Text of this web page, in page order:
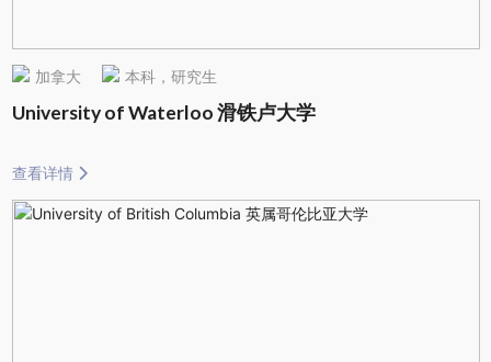
加拿大 本科，研究生
University of Waterloo 滑铁卢大学
查看详情